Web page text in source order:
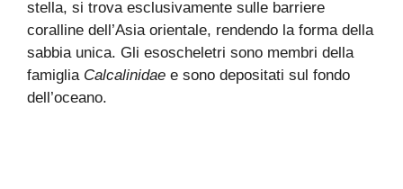
stella, si trova esclusivamente sulle barriere
coralline dell’Asia orientale, rendendo la forma della
sabbia unica. Gli esoscheletri sono membri della
famiglia Calcalinidae e sono depositati sul fondo
dell’oceano.